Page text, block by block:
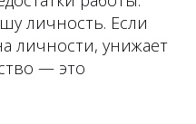
личность. Если
личности, унижает
— это